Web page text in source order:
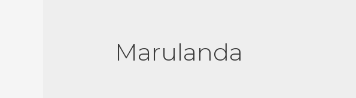
Marulanda